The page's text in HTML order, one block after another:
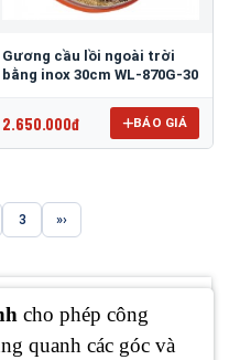
Gương cầu lồi ngoài trời
bằng inox 30cm WL-870G-30
2.650.000đ BÁO GIÁ
3 »
cho phép công
quanh các góc và